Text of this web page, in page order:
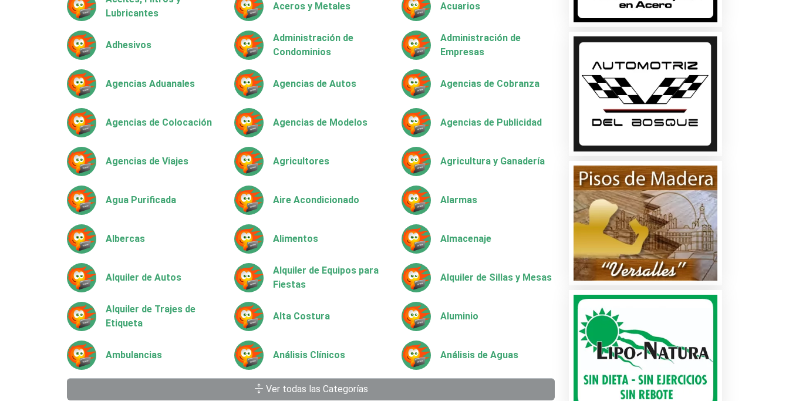
Lubricantes
Aceros y Metales Acuarios
Adhesivos
Administración de
Condominios
Administración de
Empresas
Agencias Aduanales Agencias de Autos Agencias de Cobranza
Agencias de Colocación Agencias de Modelos Agencias de Publicidad
Agencias de Viajes Agricultores Agricultura y Ganadería
Agua Purificada Aire Acondicionado Alarmas
Albercas Alimentos Almacenaje
Alquiler de Autos
Alquiler de Equipos para
Fiestas
Alquiler de Sillas y Mesas
Alquiler de Trajes de
Etiqueta
Alta Costura Aluminio
Ambulancias Análisis Clínicos Análisis de Aguas
Aparatos y Equipos
Ver todas las Categorías